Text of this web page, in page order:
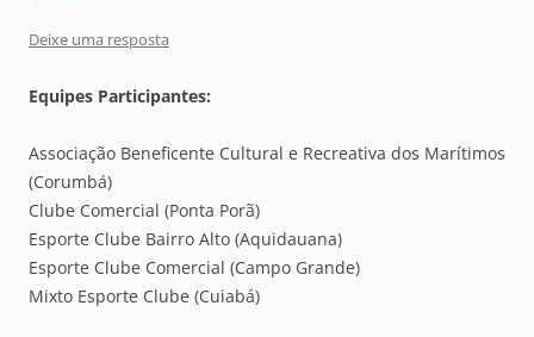
Deixe uma resposta
Equipes Participantes:
Associação Beneficente Cultural e Recreativa dos Marítimos
(Corumbá)
Clube Comercial (Ponta Porã)
Esporte Clube Bairro Alto (Aquidauana)
Esporte Clube Comercial (Campo Grande)
Mixto Esporte Clube (Cuiabá)